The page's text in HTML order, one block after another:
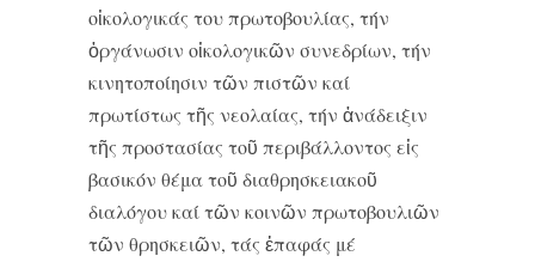
οἰκολογικάς του πρωτοβουλίας, τήν
ὀργάνωσιν οἰκολογικῶν συνεδρίων, τήν
κινητοποίησιν τῶν πιστῶν καί
πρωτίστως τῆς νεολαίας, τήν ἀνάδειξιν
τῆς προστασίας τοῦ περιβάλλοντος εἰς
βασικόν θέμα τοῦ διαθρησκειακοῦ
διαλόγου καί τῶν κοινῶν πρωτοβουλιῶν
τῶν θρησκειῶν, τάς ἐπαφάς μέ